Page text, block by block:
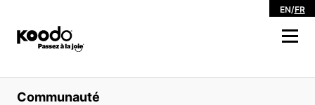
EN/FR
Magasiner
Communauté